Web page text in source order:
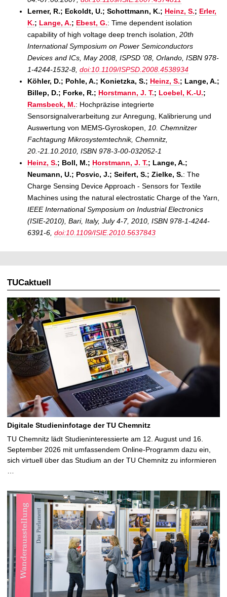
Lerner, R.; Eckoldt, U.; Schottmann, K.; Heinz, S.; Erler,
K.; Lange, A.; Ebest, G.: Time dependent isolation
capability of high voltage deep trench isolation, 20th
International Symposium on Power Semiconductors
Devices and ICs, May 2008, ISPSD '08, Orlando, ISBN 978-
1-4244-1532-8, doi:10.1109/ISPSD.2008.4538934
Köhler, D.; Pohle, A.; Konietzka, S.; Heinz, S.; Lange, A.;
Billep, D.; Forke, R.; Horstmann, J. T.; Loebel, K.-U.;
Ramsbeck, M.: Hochpräzise integrierte
Sensorsignalverarbeitung zur Anregung, Kalibrierung und
Auswertung von MEMS-Gyroskopen,
10. Chemnitzer
Fachtagung Mikrosystemtechnik, Chemnitz,
20.-21.10.2010, ISBN 978-3-00-032052-1
Heinz, S.; Boll, M.; Horstmann, J. T.; Lange, A.;
Neumann, U.; Posvic, J.; Seifert, S.; Zielke, S.: The
Charge Sensing Device Approach - Sensors for Textile
Machines using the natural electrostatic Charge of the Yarn,
IEEE International Symposium on Industrial Electronics
(ISIE-2010), Bari, Italy, July 4-7, 2010, ISBN 978-1-4244-
6391-6, doi:10.1109/ISIE.2010.5637843
TUCaktuell
Digitale Studieninfotage der TU Chemnitz
TU Chemnitz lädt Studieninteressierte am 12. August und 16.
September 2026 mit umfassendem Online-Programm dazu ein,
sich virtuell über das Studium an der TU Chemnitz zu informieren
…